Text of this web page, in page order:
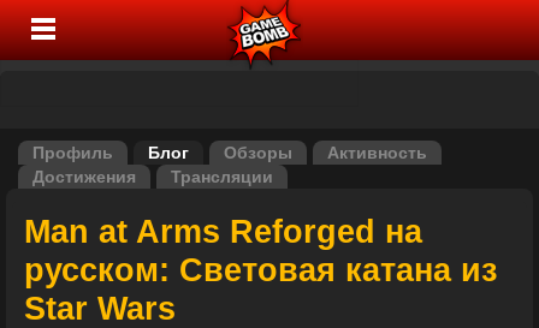
Профиль Блог Обзоры
Активность
Достижения
Трансляции
Man at Arms Reforged на
русском: Световая катана из
Star Wars